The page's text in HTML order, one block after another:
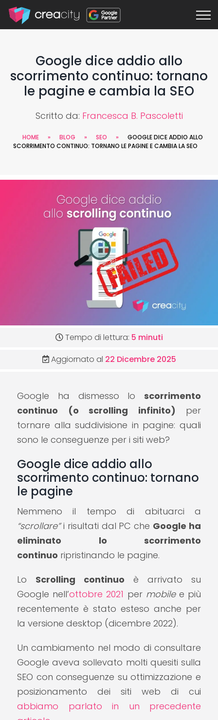
Google dice addio allo
scorrimento continuo: tornano
le pagine e cambia la SEO
Scritto da: Francesca B. Pascoletti
HOME » BLOG » SEO »
GOOGLE DICE ADDIO ALLO
SCORRIMENTO CONTINUO: TORNANO LE PAGINE E CAMBIA LA SEO
Tempo di lettura: 5 minuti
Aggiornato al 22 Dicembre 2025
Google ha dismesso lo scorrimento
continuo (o scrolling infinito) per
tornare alla suddivisione in pagine: quali
sono le conseguenze per i siti web?
Google dice addio allo
scorrimento continuo: tornano
le pagine
Nemmeno il tempo di abituarci a
“scrollare”i risultati dal PC che Google ha
eliminato lo scorrimento
continuo ripristinando le pagine.
Lo Scrolling continuo è arrivato su
Google nell’ottobre 2021 permobile e più
recentemente è stato esteso anche per
la versione desktop (dicembre 2022).
Un cambiamento nel modo di consultare
Google aveva sollevato molti quesiti sulla
SEO con conseguenze su ottimizzazione e
posizionamento dei siti web di cui
abbiamo parlato in un precedente